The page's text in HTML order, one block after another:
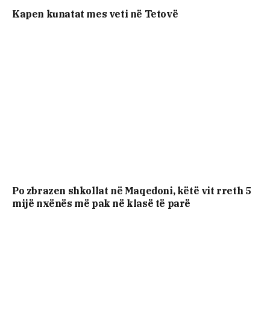
Kapen kunatat mes veti në Tetovë
Po zbrazen shkollat në Maqedoni, këtë vit rreth 5
mijë nxënës më pak në klasë të parë